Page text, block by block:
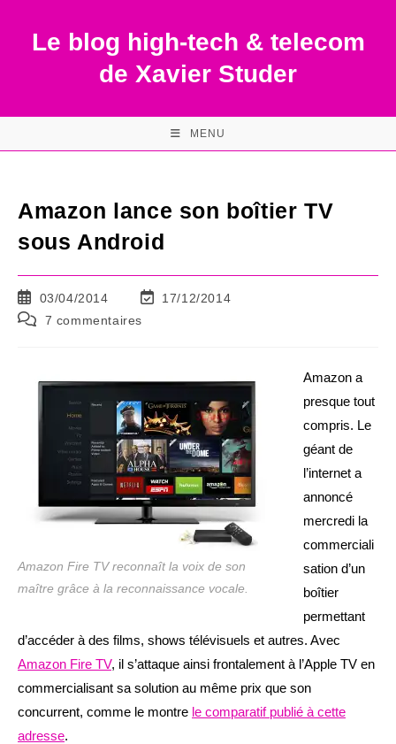
contentLe blog high-tech & telecom
de Xavier Studer
MENU
Amazon lance son boîtier TV
sous Android
Publication
publiée :
03/04/2014
Dernière
17/12/2014
Commentaires
7 commentaires
Amazon Fire TV reconnaît la voix de son
maître grâce à la reconnaissance vocale.
Amazon a
presque tout
compris. Le
géant de
l’internet a
annoncé
mercredi la
commerciali
sation d’un
boîtier
permettant
d’accéder à des films, shows télévisuels et autres. Avec
Amazon Fire TV, il s’attaque ainsi frontalement à l’Apple TV en
commercialisant sa solution au même prix que son
concurrent, comme le montre le comparatif publié à cette
adresse.